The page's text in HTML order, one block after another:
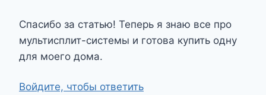
Спасибо за статью! Теперь я знаю все про
мультисплит-системы и готова купить одну
для моего дома.
Войдите, чтобы ответить